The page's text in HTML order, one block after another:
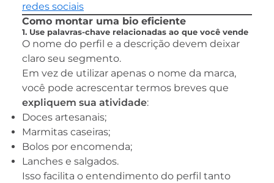
redes sociais
Como montar uma bio eficiente
1. Use palavras-chave relacionadas ao que você vende
O nome do perfil e a descrição devem deixar
claro seu segmento.
Em vez de utilizar apenas o nome da marca,
você pode acrescentar termos breves que
expliquem sua atividade:
Doces artesanais;
Marmitas caseiras;
Bolos por encomenda;
Lanches e salgados.
Isso facilita o entendimento do perfil tanto